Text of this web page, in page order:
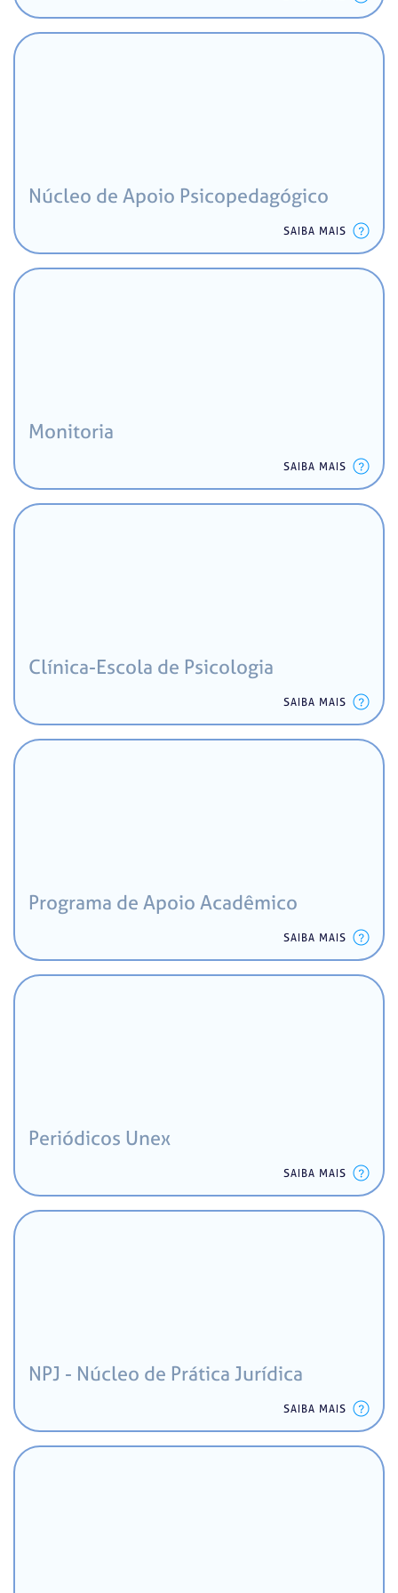
Núcleo de Apoio Psicopedagógico
SAIBA MAIS
Monitoria
SAIBA MAIS
Clínica-Escola de Psicologia
SAIBA MAIS
Programa de Apoio Acadêmico
SAIBA MAIS
Periódicos Unex
SAIBA MAIS
NPJ - Núcleo de Prática Jurídica
SAIBA MAIS